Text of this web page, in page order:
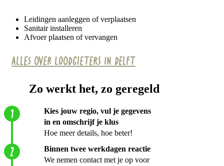
Leidingen aanleggen of verplaatsen
Sanitair installeren
Afvoer plaatsen of vervangen
Alles over loodgieters in Delft
Zo werkt het, zo geregeld
Kies jouw regio, vul je gegevens
in en omschrijf je klus
Hoe meer details, hoe beter!
Binnen twee werkdagen reactie
We nemen contact met je op voor